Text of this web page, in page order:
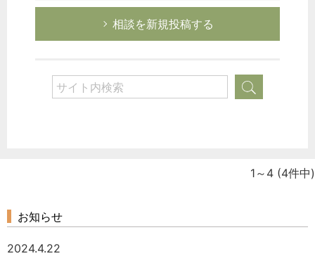
相談を新規投稿する
1～4 (4件中)
お知らせ
2024.4.22